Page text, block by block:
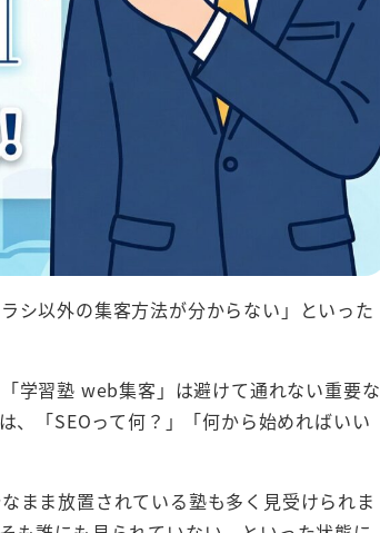
シ以外の集客方法が分からない」といった
学習塾 web集客」は避けて通れない重要な
、「SEOって何？」「何から始めればいい
まま放置されている塾も多く見受けられま